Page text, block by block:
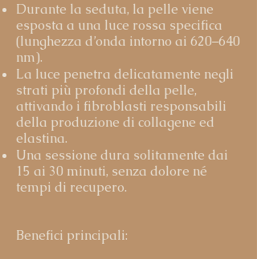
Durante la seduta, la pelle viene
esposta a una luce rossa specifica
(lunghezza d’onda intorno ai 620–640
nm).
La luce penetra delicatamente negli
strati più profondi della pelle,
attivando i fibroblasti responsabili
della produzione di collagene ed
elastina.
Una sessione dura solitamente dai
15 ai 30 minuti, senza dolore né
tempi di recupero.
Benefici principali: